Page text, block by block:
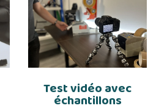
Test vidéo avec
échantillons